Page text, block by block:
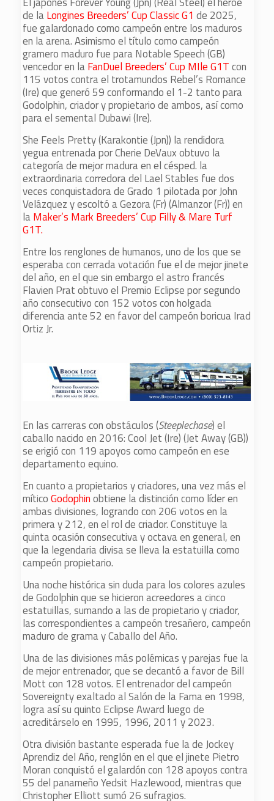
de laLongines Breeders’ Cup Classic G1 de 2025,
fue galardonado como campeón entre los maduros
en la arena. Asimismo el título como campeón
gramero maduro fue para Notable Speech (GB)
vencedor en laFanDuel Breeders’ Cup MIle G1Tcon
115 votos contra el trotamundos Rebel’s Romance
(Ire) que generó 59 conformando el 1-2 tanto para
Godolphin, criador y propietario de ambos, así como
para el semental Dubawi (Ire).
She Feels Pretty (Karakontie (Jpn)) la rendidora
yegua entrenada por Cherie DeVaux obtuvo la
categoría de mejor madura en el césped. la
extraordinaria corredora del Lael Stables fue dos
veces conquistadora de Grado 1 pilotada por John
Velázquez y escoltó a Gezora (Fr) (Almanzor (Fr)) en
laMaker’s Mark Breeders’ Cup Filly & Mare Turf
G1T.
Entre los renglones de humanos, uno de los que se
esperaba con cerrada votación fue el de mejor jinete
del año, en el que sin embargo el astro francés
Flavien Prat obtuvo el Premio Eclipse por segundo
año consecutivo con 152 votos con holgada
diferencia ante 52 en favor del campeón boricua Irad
Ortiz Jr.
En las carreras con obstáculos (Steeplechase) el
caballo nacido en 2016: Cool Jet (Ire) (Jet Away (GB))
se erigió con 119 apoyos como campeón en ese
departamento equino.
En cuanto a propietarios y criadores, una vez más el
míticoGodophinobtiene la distinción como líder en
ambas divisiones, logrando con 206 votos en la
primera y 212, en el rol de criador. Constituye la
quinta ocasión consecutiva y octava en general, en
que la legendaria divisa se lleva la estatuilla como
campeón propietario.
Una noche histórica sin duda para los colores azules
de Godolphin que se hicieron acreedores a cinco
estatuillas, sumando a las de propietario y criador,
las correspondientes a campeón tresañero, campeón
maduro de grama y Caballo del Año.
Una de las divisiones más polémicas y parejas fue la
de mejor entrenador, que se decantó a favor de Bill
Mott con 128 votos. El entrenador del campeón
Sovereignty exaltado al Salón de la Fama en 1998,
logra así su quinto Eclipse Award luego de
acreditárselo en 1995, 1996, 2011 y 2023.
Otra división bastante esperada fue la de Jockey
Aprendiz del Año, renglón en el que el jinete Pietro
Moran conquistó el galardón con 128 apoyos contra
55 del panameño Yedsit Hazlewood, mientras que
Christopher Elliott sumó 26 sufragios.